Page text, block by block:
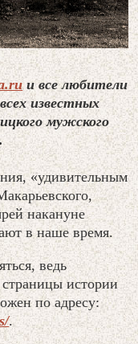
и все любители
известных
мужского
«удивительным
накануне
в наше время.
ведь
истории
по адресу:
.